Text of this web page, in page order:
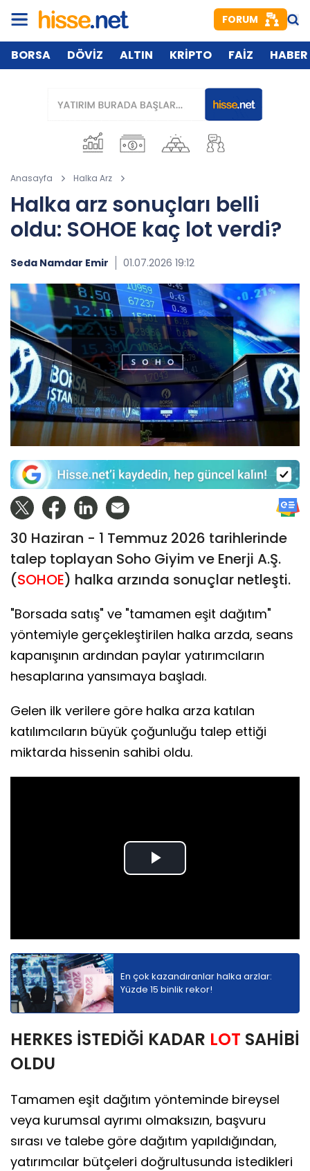
FORUM
BORSA DÖVİZ ALTIN KRİPTO FAİZ HABER
Anasayfa Halka Arz
Halka arz sonuçları belli
oldu: SOHOE kaç lot verdi?
Seda Namdar Emir 01.07.2026 19:12
30 Haziran - 1 Temmuz 2026 tarihlerinde
talep toplayan Soho Giyim ve Enerji A.Ş.
(SOHOE) halka arzında sonuçlar netleşti.
"Borsada satış" ve "tamamen eşit dağıtım"
yöntemiyle gerçekleştirilen halka arzda, seans
kapanışının ardından paylar yatırımcıların
hesaplarına yansımaya başladı.
Gelen ilk verilere göre halka arza katılan
katılımcıların büyük çoğunluğu talep ettiği
miktarda hissenin sahibi oldu.
Play
En çok kazandıranlar halka arzlar:
Yüzde 15 binlik rekor!
HERKES İSTEDİĞİ KADAR LOT SAHİBİ
OLDU
Tamamen eşit dağıtım yönteminde bireysel
veya kurumsal ayrımı olmaksızın, başvuru
sırası ve talebe göre dağıtım yapıldığından,
yatırımcılar bütçeleri doğrultusunda istedikleri